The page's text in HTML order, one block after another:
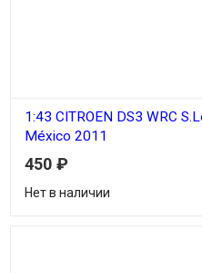
1:43 CITROEN DS3 WRC
México 2011
450 ₽
Нет в наличии